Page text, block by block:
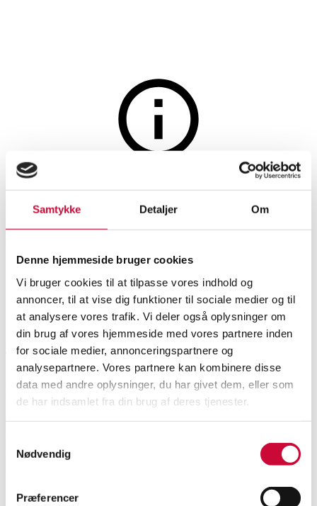
Samtykke Detaljer Om
Denne hjemmeside bruger cookies
Vi bruger cookies til at tilpasse vores indhold og
annoncer, til at vise dig funktioner til sociale medier og til
at analysere vores trafik. Vi deler også oplysninger om
din brug af vores hjemmeside med vores partnere inden
for sociale medier, annonceringspartnere og
analysepartnere. Vores partnere kan kombinere disse
data med andre oplysninger, du har givet dem, eller som
de har indsamlet fra din brug af deres tjenester.
Nødvendig
Præferencer
Stole
Preben Fabricius & Jørgen
Kastholm. Et par 'Tulip'
chairs, brun læder (2)
SHOWROOM
Roskilde
VURDERING
DKK 8.800
VARENUMMER
6535101
Beskrivelse
med brun læder, monteret på drejelig trepasfod af poleret aluminium.
Formgivet 1964. Fremstillet hos Walter Knoll med mærke herfra. H. 90 B.